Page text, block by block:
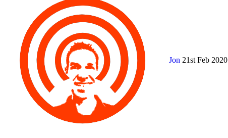
Jon 21st Feb 2020